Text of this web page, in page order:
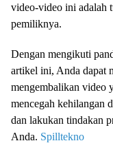
video-video ini adalah
pemiliknya.
Dengan mengikuti
artikel ini, Anda dapat
mengembalikan video
mencegah kehilangan
dan lakukan tindakan
Anda. Spilltekno